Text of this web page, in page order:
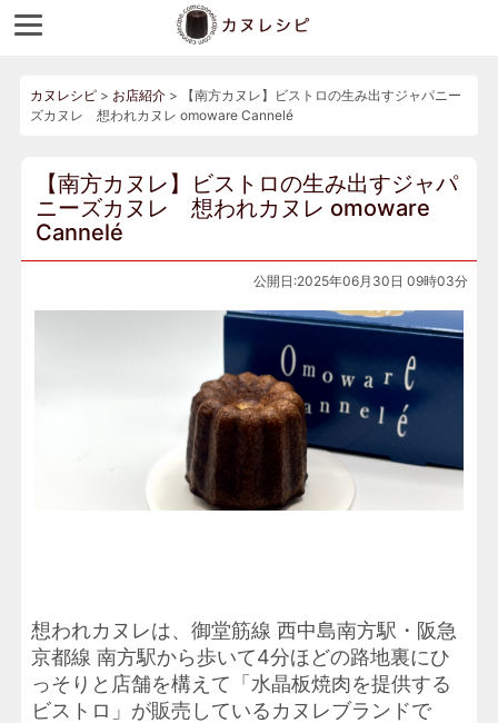
カヌレシピ> お店紹介>
【南方カヌレ】ビストロの生み出すジャパニー
ズカヌレ 想われカヌレ omoware Cannelé
【南方カヌレ】ビストロの生み出すジャパ
ニーズカヌレ 想われカヌレ omoware
Cannelé
公開日:2025年06月30日 09時03分
想われカヌレは、御堂筋線 西中島南方駅・阪急
京都線 南方駅から歩いて4分ほどの路地裏にひ
っそりと店舗を構えて「水晶板焼肉を提供する
ビストロ」が販売しているカヌレブランドで